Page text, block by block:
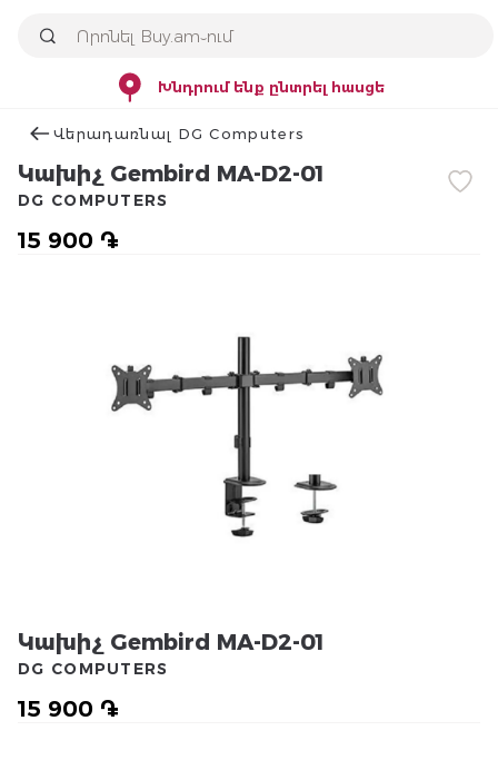
Խնդրում ենք ընտրել հասցե
Վերադառնալ DG Computers
Կախիչ Gembird MA-D2-01
15 900 ֏
DG COMPUTERS
Կախիչ Gembird MA-D2-01
15 900 ֏
DG COMPUTERS